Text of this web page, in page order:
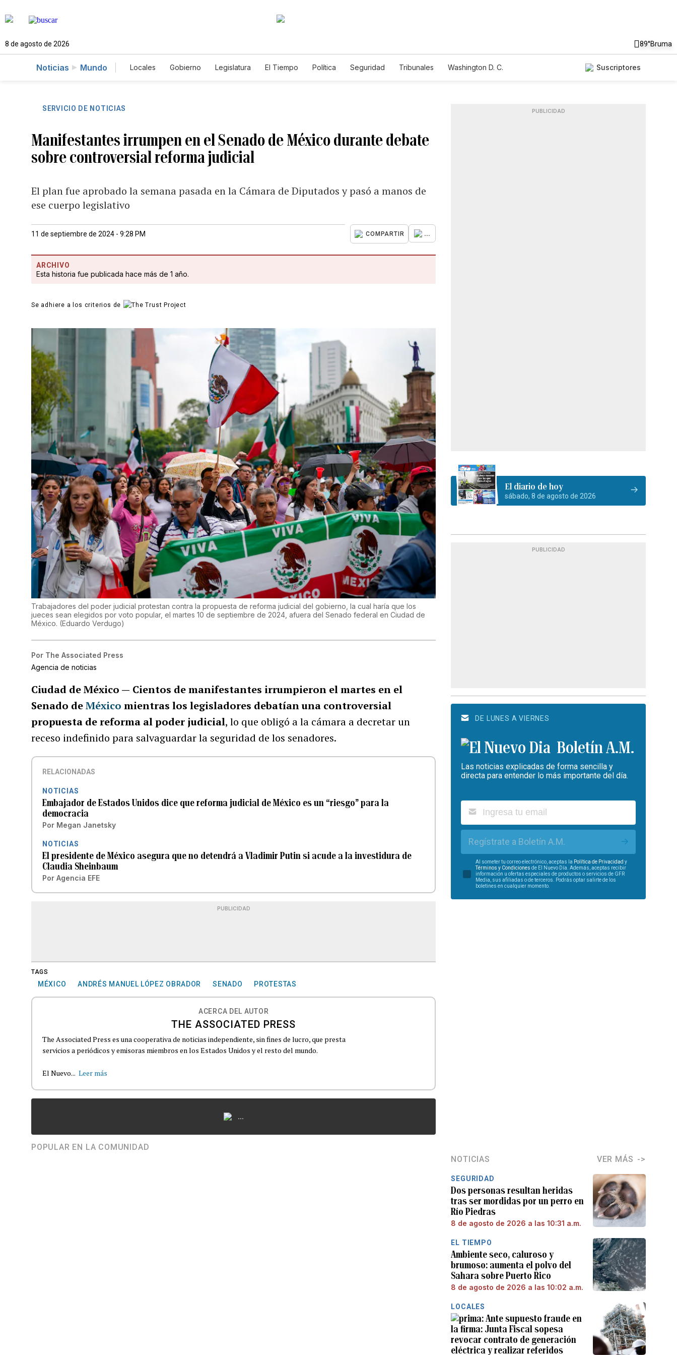
8 de agosto de 2026 89°Bruma
Noticias Mundo Locales Gobierno Legislatura El Tiempo Política Seguridad Tribunales
Washington D. C.
Suscriptores
SERVICIO DE NOTICIAS
Manifestantes irrumpen en el Senado de México durante debate
sobre controversial reforma judicial
El plan fue aprobado la semana pasada en la Cámara de Diputados y pasó a manos de
ese cuerpo legislativo
11 de septiembre de 2024 - 9:28 PM COMPARTIR ...
ARCHIVO
Esta historia fue publicada hace más de 1 año.
Se adhiere a los criterios de
Trabajadores del poder judicial protestan contra la propuesta de reforma judicial del gobierno, la cual haría que los
jueces sean elegidos por voto popular, el martes 10 de septiembre de 2024, afuera del Senado federal en Ciudad de
México. (Eduardo Verdugo)
Por The Associated Press
Agencia de noticias
Ciudad de México — Cientos de manifestantes irrumpieron el martes en el
Senado deMéxicomientras los legisladores debatían una controversial
propuesta de reforma al poder judicial, lo que obligó a la cámara a decretar un
receso indefinido para salvaguardar la seguridad de los senadores.
RELACIONADAS
NOTICIAS
Embajador de Estados Unidos dice que reforma judicial de México es un “riesgo” para la
democracia
Por Megan Janetsky
NOTICIAS
El presidente de México asegura que no detendrá a Vladimir Putin si acude a la investidura de
Claudia Sheinbaum
Por Agencia EFE
PUBLICIDAD
TAGS
MÉXICO ANDRÉS MANUEL LÓPEZ OBRADOR SENADO PROTESTAS
ACERCA DEL AUTOR
THE ASSOCIATED PRESS
The Associated Press es una cooperativa de noticias independiente, sin fines de lucro, que presta
servicios a periódicos y emisoras miembros en los Estados Unidos y el resto del mundo.
El Nuevo... Leer más
...
POPULAR EN LA COMUNIDAD
PUBLICIDAD
El diario de hoy
sábado, 8 de agosto de 2026
PUBLICIDAD
DE LUNES A VIERNES
Boletín A.M.
Las noticias explicadas de forma sencilla y
directa para entender lo más importante del día.
Regístrate a Boletín A.M.
Al someter tu correo electrónico, aceptas la Política de Privacidad y
Términos y Condiciones de El Nuevo Día. Además, aceptas recibir
información u ofertas especiales de productos o servicios de GFR
Media, sus afiliadas o de terceros. Podrás optar salirte de los
boletines en cualquier momento.
NOTICIAS VER MÁS
SEGURIDAD
Dos personas resultan heridas
tras ser mordidas por un perro en
Río Piedras
8 de agosto de 2026 a las 10:31 a.m.
EL TIEMPO
Ambiente seco, caluroso y
brumoso: aumenta el polvo del
Sahara sobre Puerto Rico
8 de agosto de 2026 a las 10:02 a.m.
LOCALES
Ante supuesto fraude en
la firma: Junta Fiscal sopesa
revocar contrato de generación
eléctrica y realizar referidos